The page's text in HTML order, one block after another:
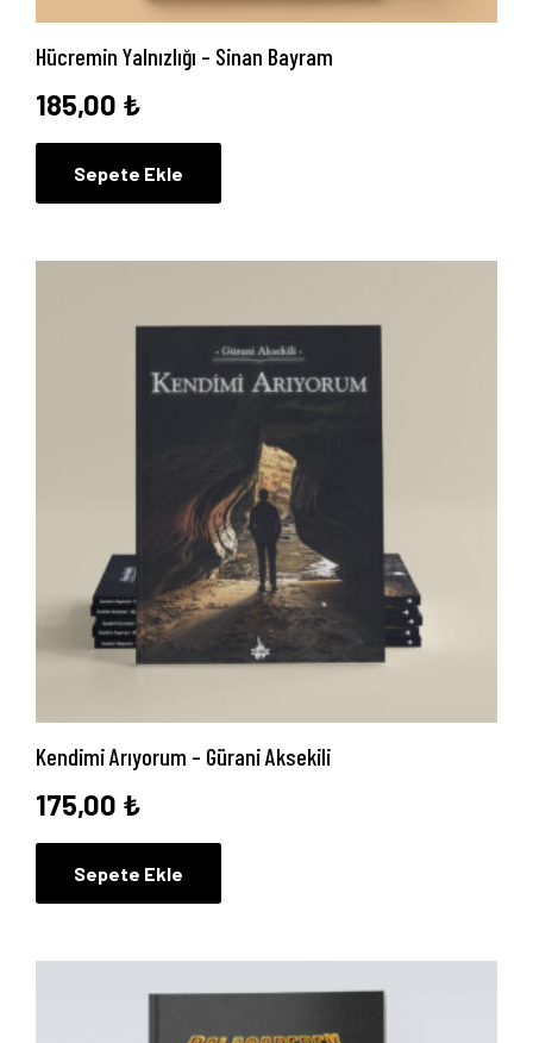
İletişim
Hücremin Yalnızlığı – Sinan Bayram
185,00 ₺
Sepete Ekle
Kendimi Arıyorum – Gürani Aksekili
175,00 ₺
Sepete Ekle